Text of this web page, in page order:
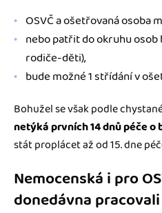
OSVČ a ošetřovaná osoba
nebo patřit do okruhu
rodiče-děti),
bude možné 1 střídání v
Bohužel se však podle
netýká prvních 14 dnů péče o
stát proplácet až od 15. dne
Nemocenská i pro
donedávna